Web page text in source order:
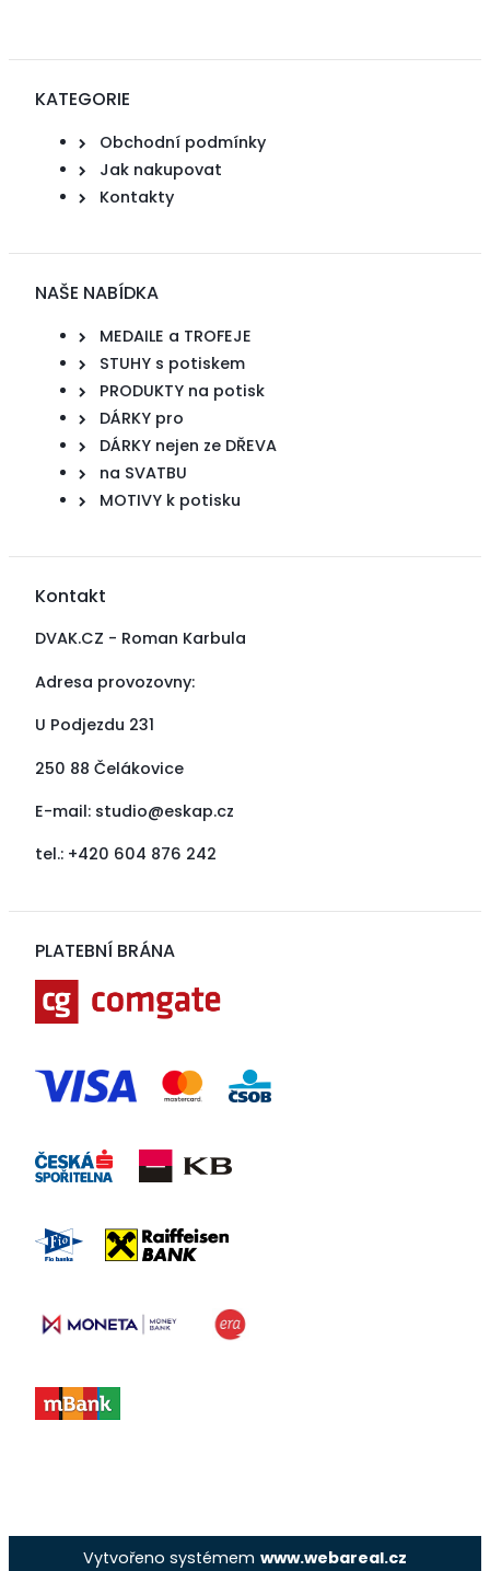
KATEGORIE
Obchodní podmínky
Jak nakupovat
Kontakty
NAŠE NABÍDKA
MEDAILE a TROFEJE
STUHY s potiskem
PRODUKTY na potisk
DÁRKY pro
DÁRKY nejen ze DŘEVA
na SVATBU
MOTIVY k potisku
Kontakt
DVAK.CZ - Roman Karbula
Adresa provozovny:
U Podjezdu 231
250 88 Čelákovice
E-mail: studio@eskap.cz
tel.: +420 604 876 242
PLATEBNÍ BRÁNA
Vytvořeno systémem www.webareal.cz